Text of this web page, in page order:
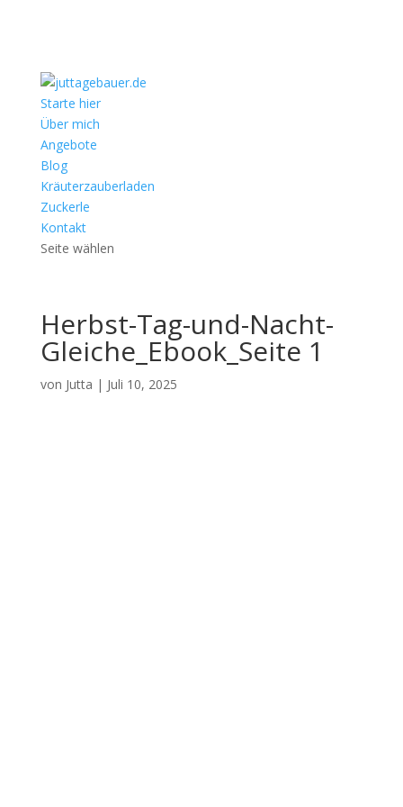
Starte hier
Über mich
Angebote
Blog
Kräuterzauberladen
Zuckerle
Kontakt
Seite wählen
Herbst-Tag-und-Nacht-
Gleiche_Ebook_Seite 1
von Jutta | Juli 10, 2025